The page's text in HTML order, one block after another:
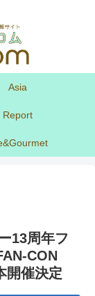
Asia
Report
13周年フ
CON
開催決定